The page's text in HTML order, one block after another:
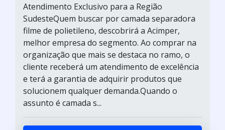
Atendimento Exclusivo para a Região
SudesteQuem buscar por camada separadora
filme de polietileno, descobrirá a Acimper,
melhor empresa do segmento. Ao comprar na
organização que mais se destaca no ramo, o
cliente receberá um atendimento de excelência
e terá a garantia de adquirir produtos que
solucionem qualquer demanda.Quando o
assunto é camada s...